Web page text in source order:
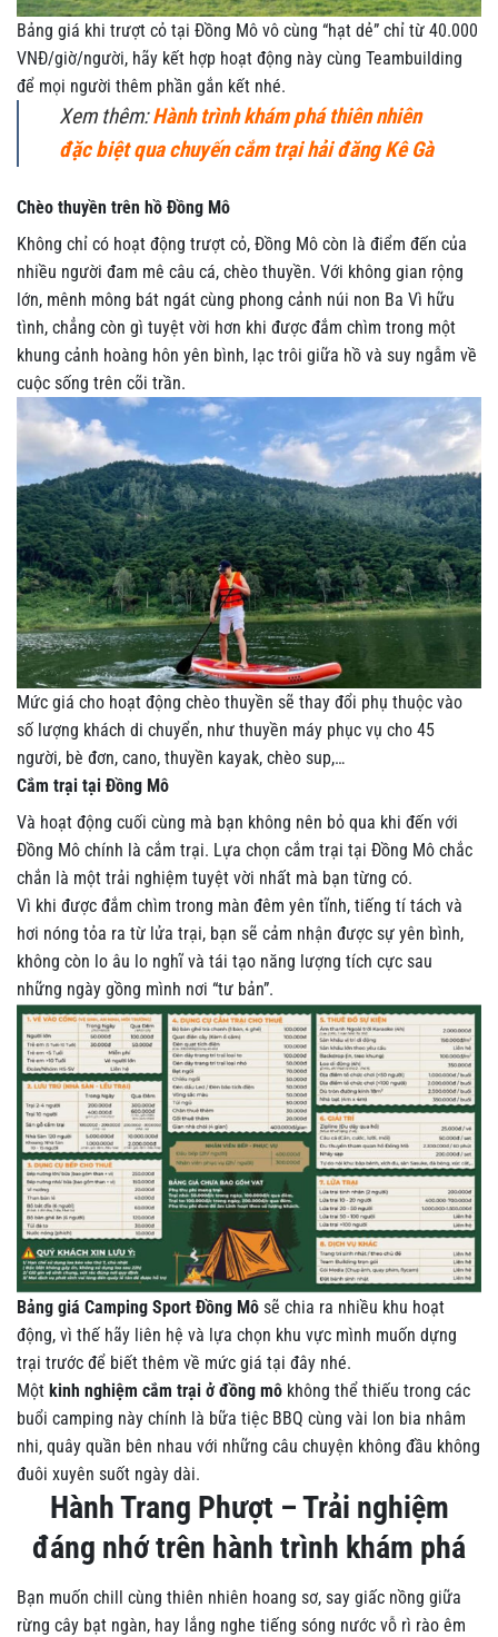
Bảng giá khi trượt cỏ tại Đồng Mô vô cùng “hạt dẻ” chỉ từ 40.000
VNĐ/giờ/người, hãy kết hợp hoạt động này cùng Teambuilding
để mọi người thêm phần gắn kết nhé.
Xem thêm:Hành trình khám phá thiên nhiên
đặc biệt qua chuyến cắm trại hải đăng Kê Gà
Chèo thuyền trên hồ Đồng Mô
Không chỉ có hoạt động trượt cỏ, Đồng Mô còn là điểm đến của
nhiều người đam mê câu cá, chèo thuyền. Với không gian rộng
lớn, mênh mông bát ngát cùng phong cảnh núi non Ba Vì hữu
tình, chẳng còn gì tuyệt vời hơn khi được đắm chìm trong một
khung cảnh hoàng hôn yên bình, lạc trôi giữa hồ và suy ngẫm về
cuộc sống trên cõi trần.
Mức giá cho hoạt động chèo thuyền sẽ thay đổi phụ thuộc vào
số lượng khách di chuyển, như thuyền máy phục vụ cho 45
người, bè đơn, cano, thuyền kayak, chèo sup,…
Cắm trại tại Đồng Mô
Và hoạt động cuối cùng mà bạn không nên bỏ qua khi đến với
Đồng Mô chính là cắm trại. Lựa chọn cắm trại tại Đồng Mô chắc
chắn là một trải nghiệm tuyệt vời nhất mà bạn từng có.
Vì khi được đắm chìm trong màn đêm yên tĩnh, tiếng tí tách và
hơi nóng tỏa ra từ lửa trại, bạn sẽ cảm nhận được sự yên bình,
không còn lo âu lo nghĩ và tái tạo năng lượng tích cực sau
những ngày gồng mình nơi “tư bản”.
Bảng giá Camping Sport Đồng Mô sẽ chia ra nhiều khu hoạt
động, vì thế hãy liên hệ và lựa chọn khu vực mình muốn dựng
trại trước để biết thêm về mức giá tại đây nhé.
Một kinh nghiệm cắm trại ở đồng mô không thể thiếu trong các
buổi camping này chính là bữa tiệc BBQ cùng vài lon bia nhâm
nhi, quây quần bên nhau với những câu chuyện không đầu không
đuôi xuyên suốt ngày dài.
Hành Trang Phượt – Trải nghiệm
đáng nhớ trên hành trình khám phá
Bạn muốn chill cùng thiên nhiên hoang sơ, say giấc nồng giữa
rừng cây bạt ngàn, hay lắng nghe tiếng sóng nước vỗ rì rào êm